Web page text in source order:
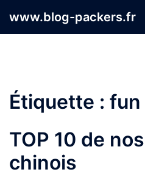
www.blog-packers.fr
Étiquette : fun
TOP 10 de
chinois